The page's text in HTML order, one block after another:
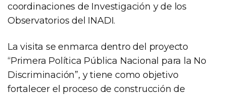
coordinaciones de Investigación y de los
Observatorios del INADI.
La visita se enmarca dentro del proyecto
“Primera Política Pública Nacional para la No
Discriminación”, y tiene como objetivo
fortalecer el proceso de construcción de